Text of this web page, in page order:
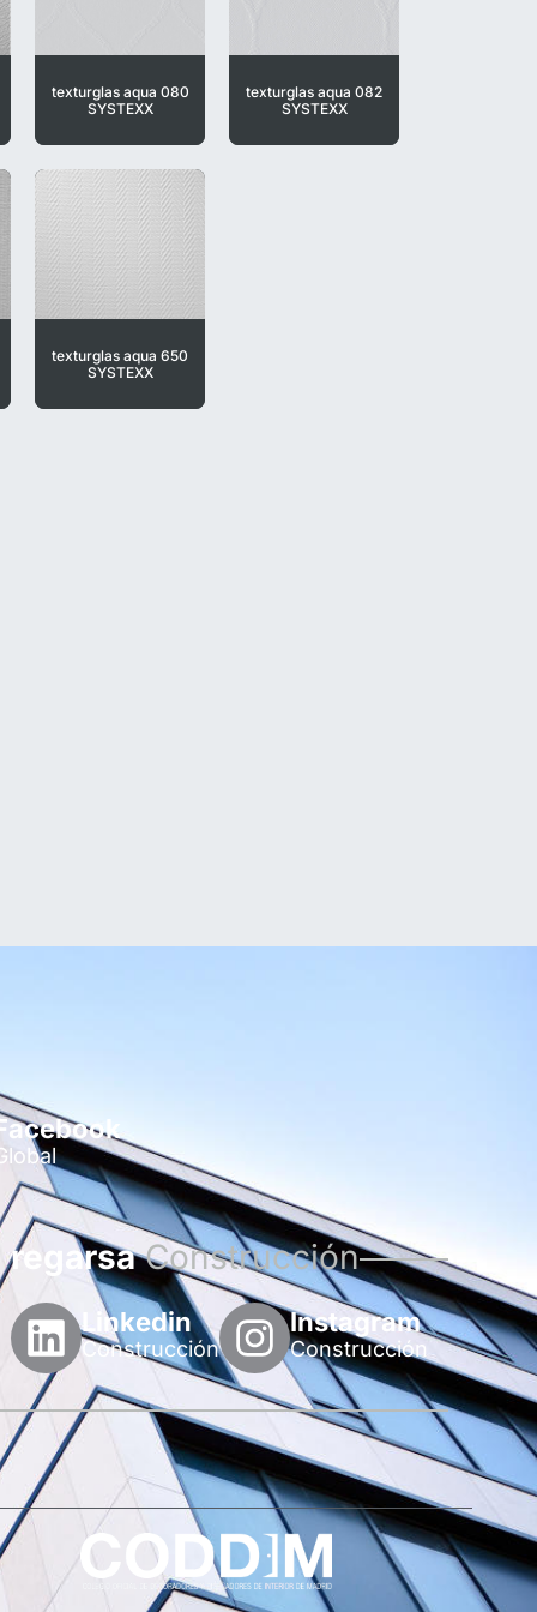
texturglas aqua 080
SYSTEXX
texturglas aqua 082
SYSTEXX
texturglas aqua 650
SYSTEXX
regarsaConstrucción
Linkedin
Construcción
Instagram
Construcción